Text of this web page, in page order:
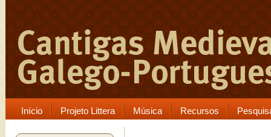
Início Projeto Littera Música Recursos